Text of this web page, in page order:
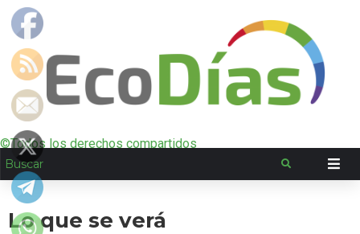
©Todos los derechos compartidos
Lo que se verá